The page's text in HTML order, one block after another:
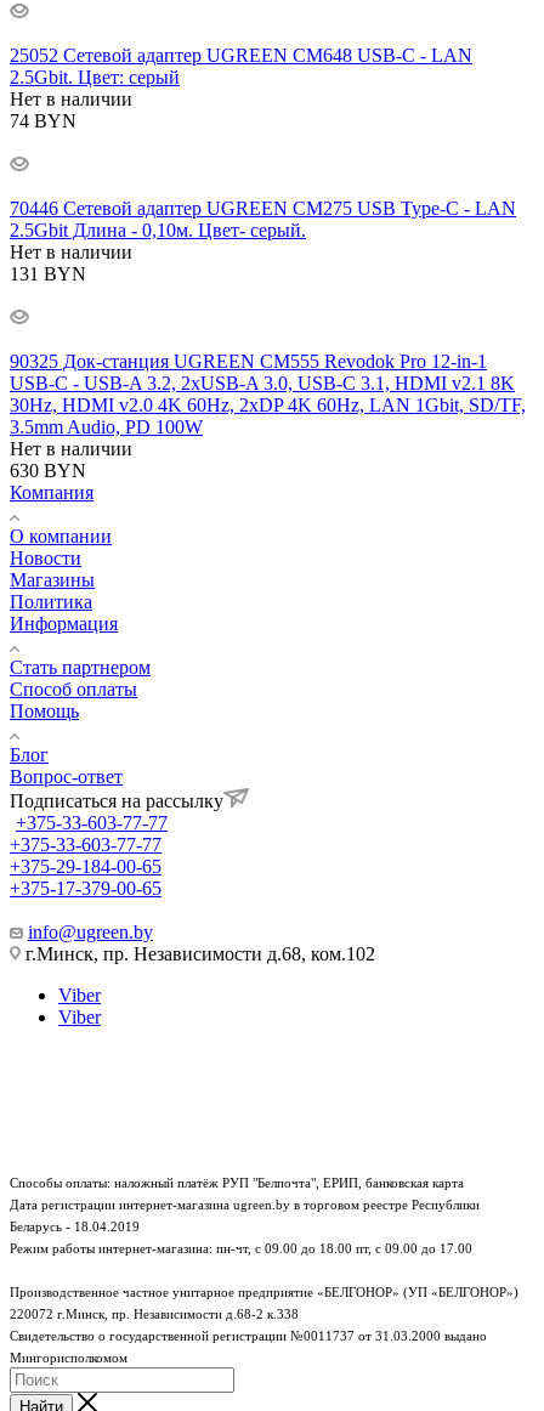
25052 Сетевой адаптер UGREEN CM648 USB-C - LAN
2.5Gbit. Цвет: серый
Нет в наличии
74 BYN
70446 Сетевой адаптер UGREEN CM275 USB Type-C - LAN
2.5Gbit Длина - 0,10м. Цвет- серый.
Нет в наличии
131 BYN
90325 Док-станция UGREEN CM555 Revodok Pro 12-in-1
USB-C - USB-A 3.2, 2xUSB-A 3.0, USB-C 3.1, HDMI v2.1 8K
30Hz, HDMI v2.0 4K 60Hz, 2xDP 4K 60Hz, LAN 1Gbit, SD/TF,
3.5mm Audio, PD 100W
Нет в наличии
630 BYN
Компания
О компании
Новости
Магазины
Политика
Информация
Стать партнером
Способ оплаты
Помощь
Блог
Вопрос-ответ
Подписаться на рассылку
+375-33-603-77-77
+375-33-603-77-77
+375-29-184-00-65
+375-17-379-00-65
info@ugreen.by
г.Минск, пр. Независимости д.68, ком.102
Viber
Viber
Способы оплаты: наложный платёж РУП "Белпочта", ЕРИП, банковская карта
Дата регистрации интернет-магазина ugreen.by в торговом реестре Республики
Беларусь - 18.04.2019
Режим работы интернет-магазина: пн-чт, с 09.00 до 18.00 пт, с 09.00 до 17.00
Производственное частное унитарное предприятие «БЕЛГОНОР» (УП «БЕЛГОНОР»)
220072 г.Минск, пр. Независимости д.68-2 к.338
Свидетельство о государственной регистрации №0011737 от 31.03.2000 выдано
Мингорисполкомом
Найти